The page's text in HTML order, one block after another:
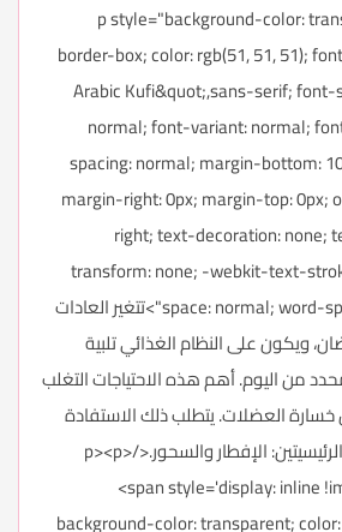
<p style="background-color:
border-box; color: rgb(51, 51, 51);
Arabic Kufi&quot;,sans-serif;
normal; font-variant: normal;
spacing: normal; margin-bottom:
margin-right: 0px; margin-top: 0px;
right; text-decoration: none;
transform: none; -webkit-text-
space: normal; word-spacing: 0px;" dir="RTL">تتغير العادات
ويكون على النظام الغذائي تلبية
من اليوم. أهم هذه الاحتياجات التغلب
العضلات. يتطلب ذلك الاستفادة
القصوى من الوجبتين الرئيسيتين: الإفطار والسحور.</p><p>
<span style='display: inline
background-color: transparent;